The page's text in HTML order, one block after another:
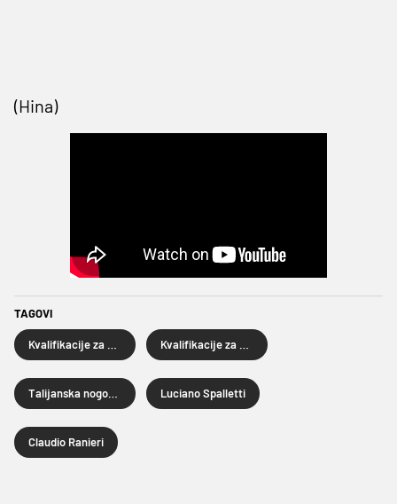
(Hina)
TAGOVI
Luciano Spalletti
Claudio Ranieri